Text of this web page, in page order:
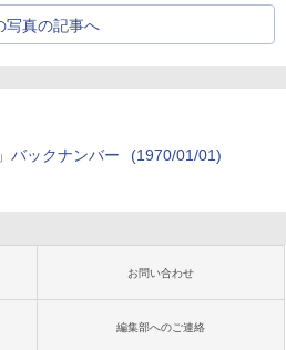
写真の記事へ
バックナンバー (1970/01/01)
お問い合わせ
編集部へのご連絡